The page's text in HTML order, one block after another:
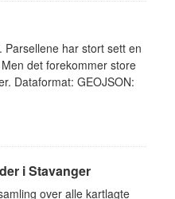
Parsellene har stort sett en
det forekommer store
Dataformat: GEOJSON:
i Stavanger
over alle kartlagte